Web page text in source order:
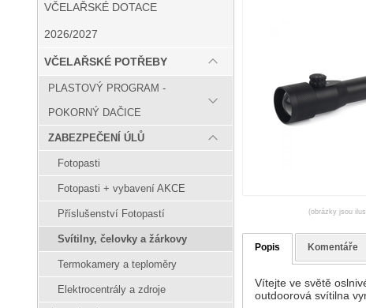
VČELAŘSKÉ DOTACE
2026/2027
VČELAŘSKÉ POTŘEBY
PLASTOVÝ PROGRAM -
POKORNÝ DAČICE
ZABEZPEČENÍ ÚLŮ
Fotopasti
Fotopasti + vybavení AKCE
Příslušenství Fotopastí
Svítilny, čelovky a žárkovy
Termokamery a teploměry
Elektrocentrály a zdroje
(obrázky jsou
Popis Komentáře
Vítejte ve světě
outdoorová svítilna